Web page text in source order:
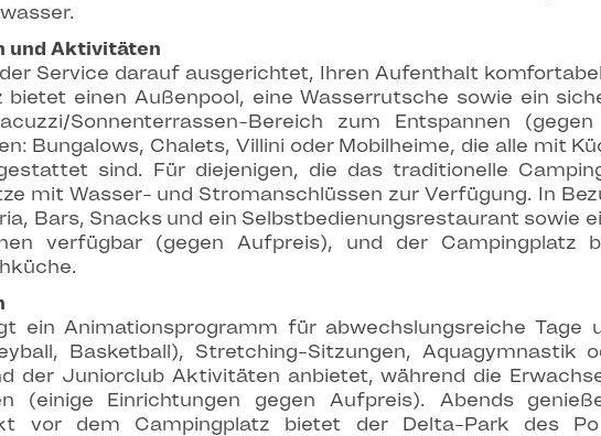
und Aktivitäten
Service darauf ausgerichtet, Ihren Aufenthalt
einen Außenpool, eine Wasserrutsche sowie ein
Sonnenterrassen-Bereich zum Entspannen
Bungalows, Chalets, Villini oder Mobilheime, die alle mit
sind. Für diejenigen, die das traditionelle
mit Wasser- und Stromanschlüssen zur Verfügung. In
Bars, Snacks und ein Selbstbedienungsrestaurant sowie
verfügbar (gegen Aufpreis), und der Campingplatz
ein Animationsprogramm für abwechslungsreiche Tage
Basketball), Stretching-Sitzungen, Aquagymnastik
der Juniorclub Aktivitäten anbietet, während die
(einige Einrichtungen gegen Aufpreis). Abends
vor dem Campingplatz bietet der Delta-Park des Po